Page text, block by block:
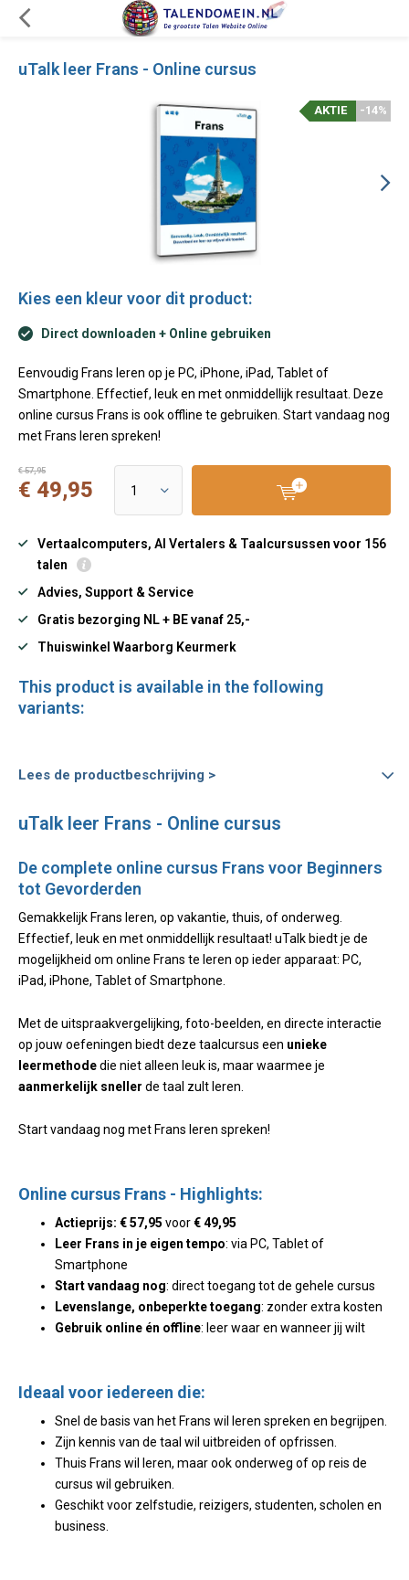
uTalk leer Frans - Online cursus
-14%
AKTIE
Kies een kleur voor dit product:
Direct downloaden + Online gebruiken
Eenvoudig Frans leren op je PC, iPhone, iPad, Tablet of
Smartphone. Effectief, leuk en met onmiddellijk resultaat. Deze
online cursus Frans is ook offline te gebruiken. Start vandaag nog
met Frans leren spreken!
€ 57,95
€ 49,95
Vertaalcomputers, AI Vertalers & Taalcursussen voor 156
talen
Advies, Support & Service
Gratis bezorging NL + BE vanaf 25,-
Thuiswinkel Waarborg Keurmerk
This product is available in the following
variants:
Lees de productbeschrijving >
uTalk leer Frans - Online cursus
De complete online cursus Frans voor Beginners
tot Gevorderden
Gemakkelijk Frans leren, op vakantie, thuis, of onderweg.
Effectief, leuk en met onmiddellijk resultaat! uTalk biedt je de
mogelijkheid om online Frans te leren op ieder apparaat: PC,
iPad, iPhone, Tablet of Smartphone.
Met de uitspraakvergelijking, foto-beelden, en directe interactie
op jouw oefeningen biedt deze taalcursus een unieke
leermethodedie niet alleen leuk is, maar waarmee je
aanmerkelijk sneller de taal zult leren.
Start vandaag nog met Frans leren spreken!
Online cursus Frans - Highlights:
Actieprijs: € 57,95 voor€ 49,95
Leer Frans in je eigen tempo: via PC, Tablet of
Smartphone
Start vandaag nog: direct toegang tot de gehele cursus
Levenslange, onbeperkte toegang: zonder extra kosten
Gebruik online én offline: leer waar en wanneer jij wilt
Ideaal voor iedereen die:
Snel de basis van het Frans wil leren spreken en begrijpen.
Zijn kennis van de taal wil uitbreiden of opfrissen.
Thuis Frans wil leren, maar ook onderweg of op reis de
cursus wil gebruiken.
Geschikt voor zelfstudie, reizigers, studenten, scholen en
business.